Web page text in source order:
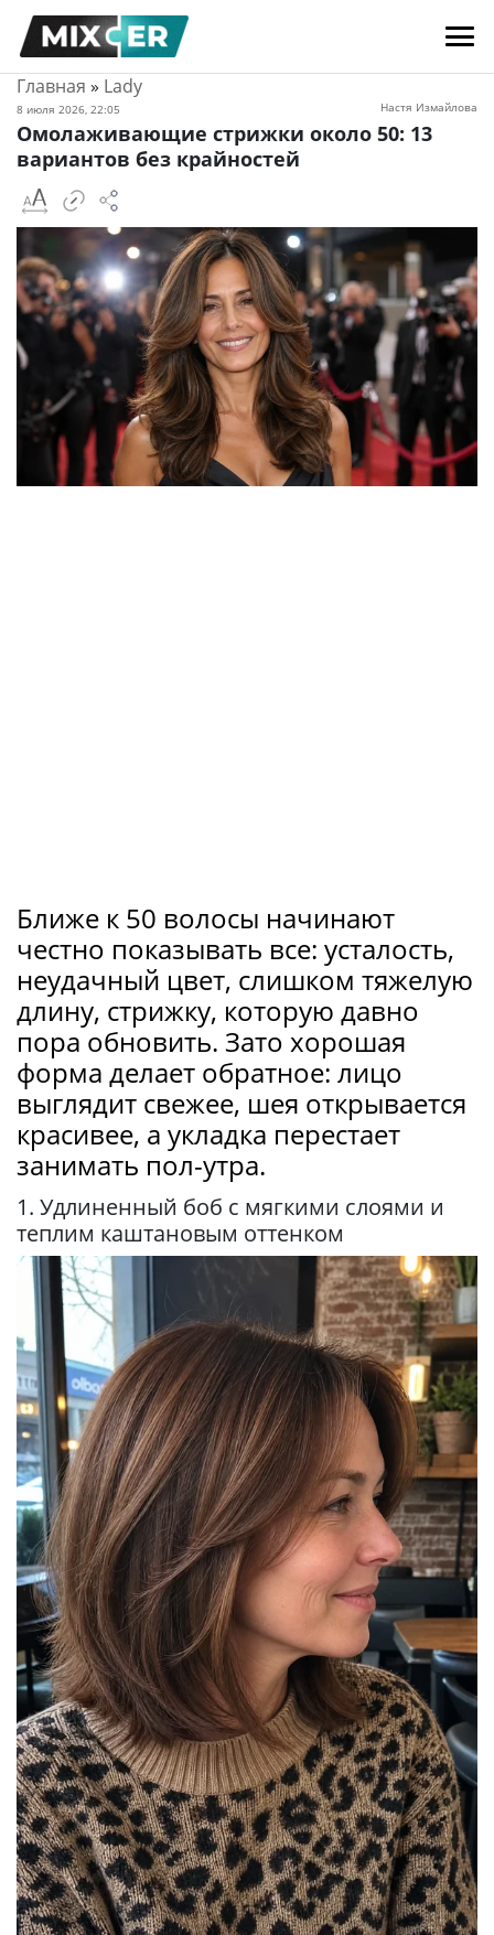
Главная » Lady
8 июля 2026, 22:05 Настя Измайлова
Омолаживающие стрижки около 50: 13
вариантов без крайностей
Ближе к 50 волосы начинают
честно показывать все: усталость,
неудачный цвет, слишком тяжелую
длину, стрижку, которую давно
пора обновить. Зато хорошая
форма делает обратное: лицо
выглядит свежее, шея открывается
красивее, а укладка перестает
занимать пол-утра.
1. Удлиненный боб с мягкими слоями и
теплим каштановым оттенком